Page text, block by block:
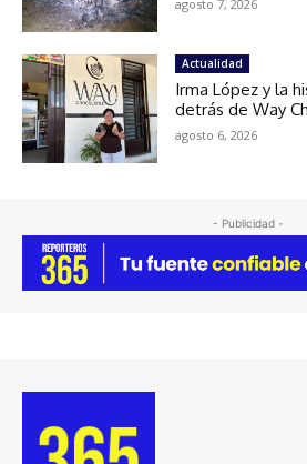
agosto 7, 2026
Actualidad
Irma López y la
detrás de Way
agosto 6, 2026
- Publicidad -